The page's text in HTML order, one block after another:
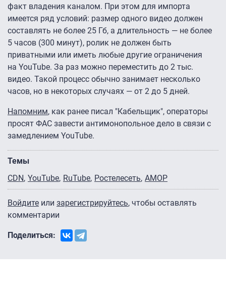
факт владения каналом. При этом для импорта
имеется ряд условий: размер одного видео должен
составлять не более 25 Гб, а длительность — не более
5 часов (300 минут), ролик не должен быть
приватными или иметь любые другие ограничения
на YouTube. За раз можно переместить до 2 тыс.
видео. Такой процесс обычно занимает несколько
часов, но в некоторых случаях — от 2 до 5 дней.
Напомним, как ранее писал "Кабельщик", операторы
просят ФАС завести антимонопольное дело в связи с
замедлением YouTube.
Темы
CDN YouTube RuTube Ростелесеть АМОР
Войдите или зарегистрируйтесь, чтобы оставлять
комментарии
Поделиться: